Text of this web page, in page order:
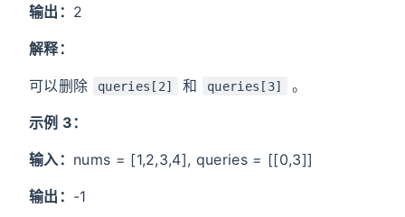
输出： 2
解释：
可以删除 queries[2] 和 queries[3] 。
示例 3：
输入： nums = [1,2,3,4], queries = [[0,3]]
输出： -1